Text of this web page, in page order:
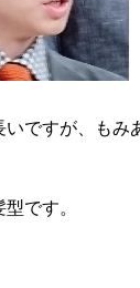
ですが、もみ
です。